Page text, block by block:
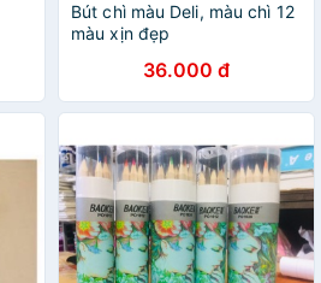
Bút chì màu Deli, màu chì 12
màu xịn đẹp
36.000 đ